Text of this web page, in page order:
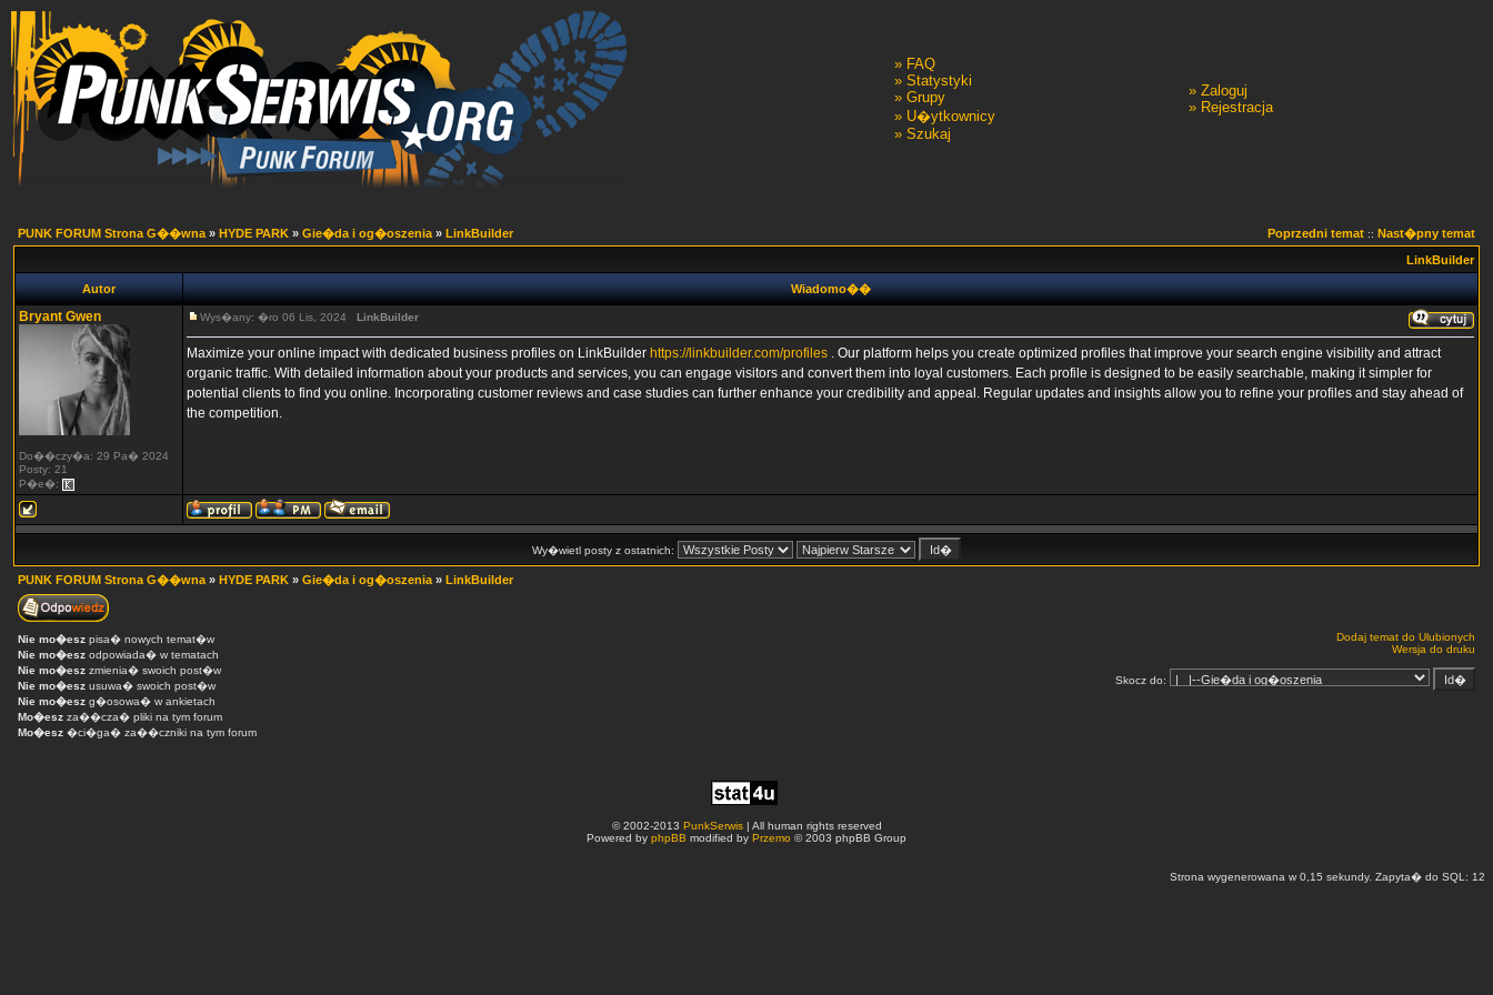
» FAQ
» Statystyki
» Grupy
» U�ytkownicy
» Szukaj
» Zaloguj
» Rejestracja
PUNK FORUM Strona G��wna » HYDE PARK » Gie�da i og�oszenia » LinkBuilder Poprzedni temat :: Nast�pny temat
LinkBuilder
Autor Wiadomo��
Bryant Gwen
Do��czy�a: 29 Pa� 2024
Posty: 21
P�e�:
Wys�any: �ro 06 Lis, 2024 LinkBuilder
Maximize your online impact with dedicated business profiles on LinkBuilder https://linkbuilder.com/profiles . Our platform helps you create optimized profiles that improve your search engine visibility and attract
organic traffic. With detailed information about your products and services, you can engage visitors and convert them into loyal customers. Each profile is designed to be easily searchable, making it simpler for
potential clients to find you online. Incorporating customer reviews and case studies can further enhance your credibility and appeal. Regular updates and insights allow you to refine your profiles and stay ahead of
the competition.
Wy�wietl posty z ostatnich:
PUNK FORUM Strona G��wna » HYDE PARK » Gie�da i og�oszenia » LinkBuilder
Nie mo�esz pisa� nowych temat�w
Nie mo�esz odpowiada� w tematach
Nie mo�esz zmienia� swoich post�w
Nie mo�esz usuwa� swoich post�w
Nie mo�esz g�osowa� w ankietach
Mo�esz za��cza� pliki na tym forum
Mo�esz �ci�ga� za��czniki na tym forum
Dodaj temat do Ulubionych
Wersja do druku
Skocz do:
© 2002-2013 PunkSerwis| All human rights reserved
Powered by phpBB modified by Przemo © 2003 phpBB Group
Strona wygenerowana w 0,15 sekundy. Zapyta� do SQL: 12